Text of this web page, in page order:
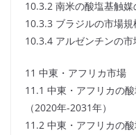
10.3.2 南米の酸塩基触媒
10.3.3 ブラジルの市場規
10.3.4 アルゼンチンの市
11 中東・アフリカ市場
11.1 中東・アフリカの
（2020年-2031年）
11.2 中東・アフリカの